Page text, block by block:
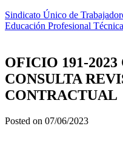
Sindicato Único de
Educación Profesional
OFICIO 191-
CONSULTA
CONTRACTUAL
Posted on 07/06/2023